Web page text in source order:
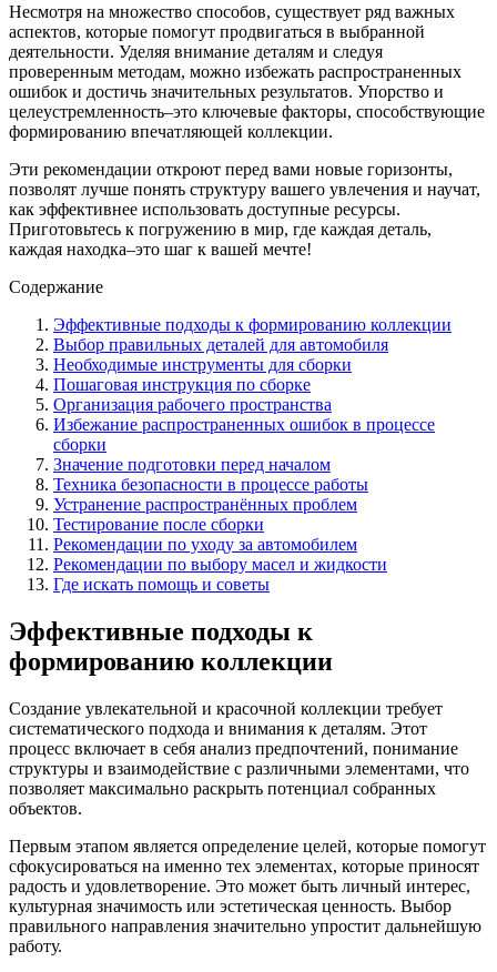
Несмотря на множество способов, существует ряд важных
аспектов, которые помогут продвигаться в выбранной
деятельности. Уделяя внимание деталям и следуя
проверенным методам, можно избежать распространенных
ошибок и достичь значительных результатов. Упорство и
целеустремленность–это ключевые факторы, способствующие
формированию впечатляющей коллекции.
Эти рекомендации откроют перед вами новые горизонты,
позволят лучше понять структуру вашего увлечения и научат,
как эффективнее использовать доступные ресурсы.
Приготовьтесь к погружению в мир, где каждая деталь,
каждая находка–это шаг к вашей мечте!
Содержание
Эффективные подходы к формированию коллекции
Выбор правильных деталей для автомобиля
Необходимые инструменты для сборки
Пошаговая инструкция по сборке
Организация рабочего пространства
Избежание распространенных ошибок в процессе
сборки
Значение подготовки перед началом
Техника безопасности в процессе работы
Устранение распространённых проблем
Тестирование после сборки
Рекомендации по уходу за автомобилем
Рекомендации по выбору масел и жидкости
Где искать помощь и советы
Эффективные подходы к
формированию коллекции
Создание увлекательной и красочной коллекции требует
систематического подхода и внимания к деталям. Этот
процесс включает в себя анализ предпочтений, понимание
структуры и взаимодействие с различными элементами, что
позволяет максимально раскрыть потенциал собранных
объектов.
Первым этапом является определение целей, которые помогут
сфокусироваться на именно тех элементах, которые приносят
радость и удовлетворение. Это может быть личный интерес,
культурная значимость или эстетическая ценность. Выбор
правильного направления значительно упростит дальнейшую
работу.